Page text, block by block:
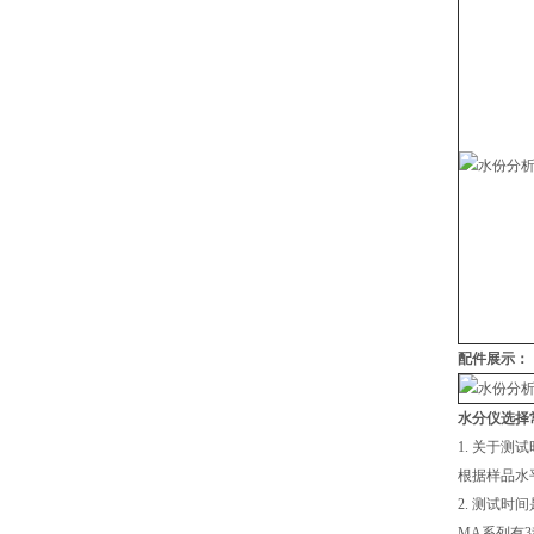
配件展示：
水分仪选择
1. 关于测试
根据样品水
2. 测试时